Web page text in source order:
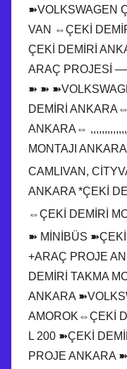
➽VOLKSWAGEN
VAN ⇔ÇEKİ
ÇEKİ DEMİRİ
ARAÇ
➽ ➽
DEMİRİ
ANKARA⇔
MONTAJI
CAMLIVAN,
ANKARA *ÇEKİ
⇔ÇEKİ DEMİRİ
➽ MİNİBÜS ➽ÇEKİ
+ARAÇ PROJE
DEMİRİ TAKMA
ANKARA
AMOROK⇔ÇEKİ
L 200 ➽ÇEKİ
PROJE ANKARA